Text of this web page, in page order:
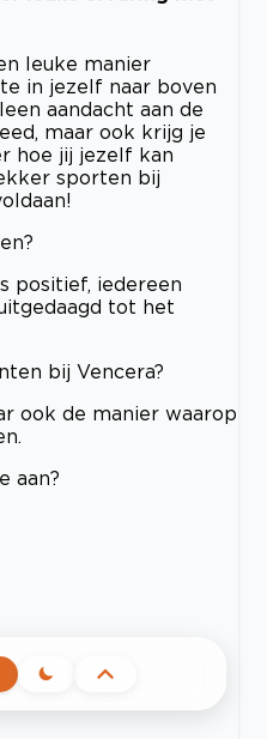
leuke manier
in jezelf naar boven
aandacht aan de
maar ook krijg je
hoe jij jezelf kan
sporten bij
positief, iedereen
tot het
bij Vencera?
ook de manier waarop
aan?